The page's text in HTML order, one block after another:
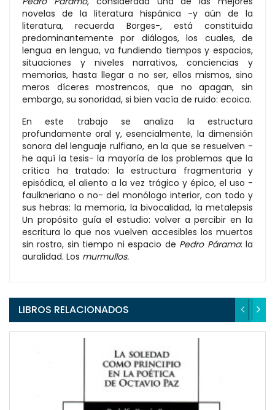
novelas de la literatura hispánica -y aún de la
literatura, recuerda Borges-, está constituida
predominantemente por diálogos, los cuales, de
lengua en lengua, va fundiendo tiempos y espacios,
situaciones y niveles narrativos, conciencias y
memorias, hasta llegar a no ser, ellos mismos, sino
meros díceres mostrencos, que no apagan, sin
embargo, su sonoridad, si bien vacía de ruido: ecoica.
En este trabajo se analiza la estructura
profundamente oral y, esencialmente, la dimensión
sonora del lenguaje rulfiano, en la que se resuelven -
he aquí la tesis- la mayoría de los problemas que la
crítica ha tratado: la estructura fragmentaria y
episódica, el aliento a la vez trágico y épico, el uso -
faulkneriano o no- del monólogo interior, con todo y
sus hebras: la memoria, la bivocalidad, la metalepsis
Un propósito guía el estudio: volver a percibir en la
escritura lo que nos vuelven accesibles los muertos
sin rostro, sin tiempo ni espacio de Pedro Páramo: la
auralidad. Los murmullos.
LIBROS RELACIONADOS